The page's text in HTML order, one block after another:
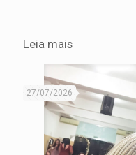
Leia mais
27/07/2026